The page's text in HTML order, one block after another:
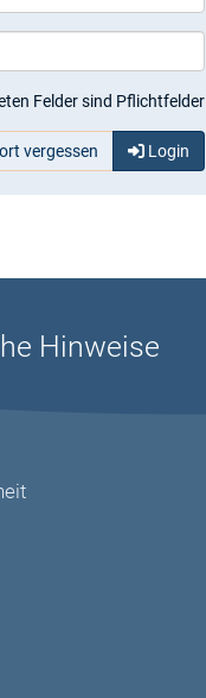
Felder sind Pflichtfelder
vergessen Login
Hinweise